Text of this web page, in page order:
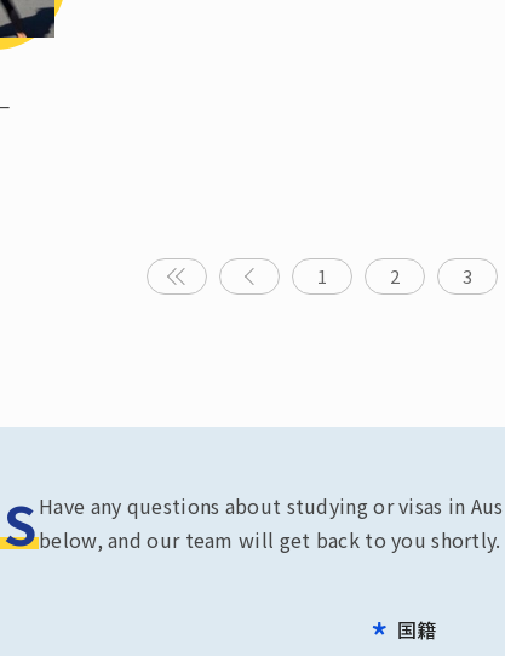
1 2 3
Have any questions about studying or visas in
below, and our team will get back to you shortly.
国籍